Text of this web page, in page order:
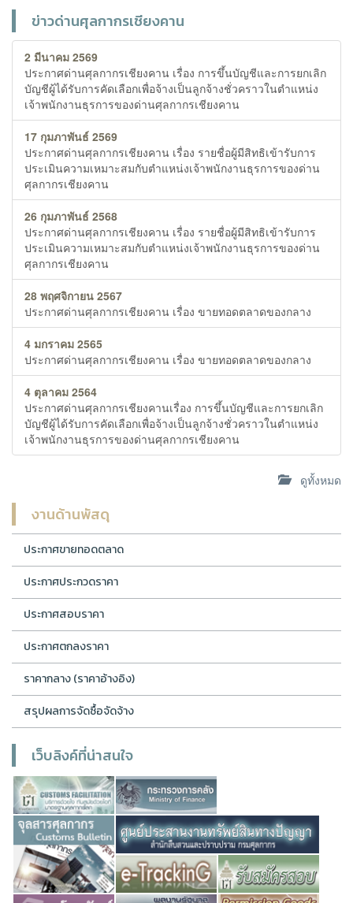
ข่าวด่านศุลกากรเชียงคาน
2 มีนาคม 2569
ประกาศด่านศุลกากรเชียงคาน เรื่อง การขึ้นบัญชีและการยกเลิก
บัญชีผู้ได้รับการคัดเลือกเพื่อจ้างเป็นลูกจ้างชั่วคราวในตำแหน่ง
เจ้าพนักงานธุรการของด่านศุลกากรเชียงคาน
17 กุมภาพันธ์ 2569
ประกาศด่านศุลกากรเชียงคาน เรื่อง รายชื่อผู้มีสิทธิเข้ารับการ
ประเมินความเหมาะสมกับตำแหน่งเจ้าพนักงานธุรการของด่าน
ศุลกากรเชียงคาน
26 กุมภาพันธ์ 2568
ประกาศด่านศุลกากรเชียงคาน เรื่อง รายชื่อผู้มีสิทธิเข้ารับการ
ประเมินความเหมาะสมกับตำแหน่งเจ้าพนักงานธุรการของด่าน
ศุลกากรเชียงคาน
28 พฤศจิกายน 2567
ประกาศด่านศุลกากรเชียงคาน เรื่อง ขายทอดตลาดของกลาง
4 มกราคม 2565
ประกาศด่านศุลกากรเชียงคาน เรื่อง ขายทอดตลาดของกลาง
4 ตุลาคม 2564
ประกาศด่านศุลกากรเชียงคานเรื่อง การขึ้นบัญชีและการยกเลิก
บัญชีผู้ได้รับการคัดเลือกเพื่อจ้างเป็นลูกจ้างชั่วคราวในตำแหน่ง
เจ้าพนักงานธุรการของด่านศุลกากรเชียงคาน
ดูทั้งหมด
งานด้านพัสดุ
ประกาศขายทอดตลาด
ประกาศประกวดราคา
ประกาศสอบราคา
ประกาศตกลงราคา
ราคากลาง (ราคาอ้างอิง)
สรุปผลการจัดซื้อจัดจ้าง
เว็บลิงค์ที่น่าสนใจ